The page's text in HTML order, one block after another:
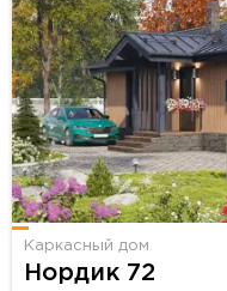
Каркасный дом
Нордик 72